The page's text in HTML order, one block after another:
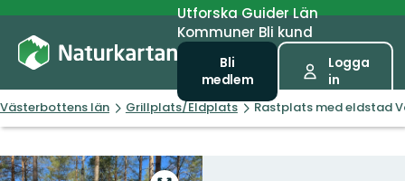
UtforskaGuiderLän
Kommuner Bli kund
Bli
medlem
Logga
in
Västerbottens län Grillplats/Eldplats Rastplats med eldstad